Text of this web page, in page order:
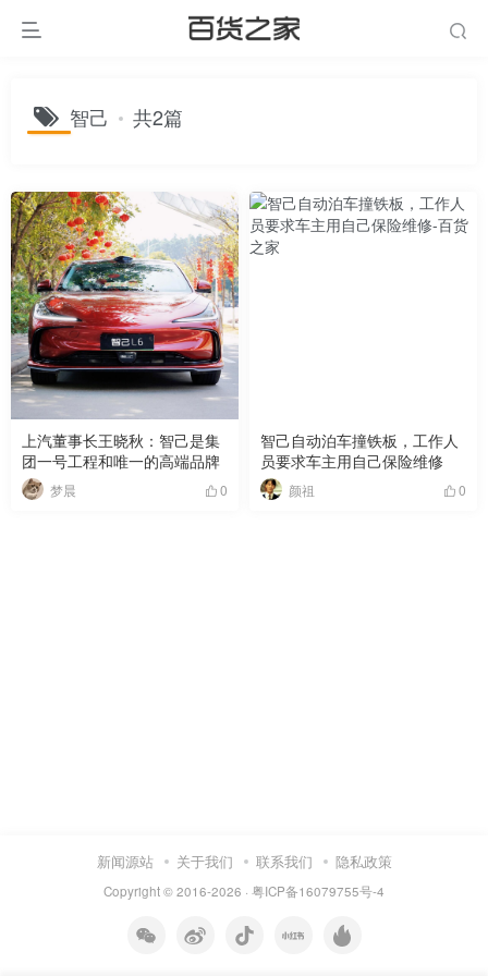
智己 共2篇
上汽董事长王晓秋：智己是集
团一号工程和唯一的高端品牌
梦晨 0
智己自动泊车撞铁板，工作人
员要求车主用自己保险维修
颜祖 0
新闻源站 关于我们 联系我们 隐私政策
Copyright © 2016-2026 · 粤ICP备16079755号-4